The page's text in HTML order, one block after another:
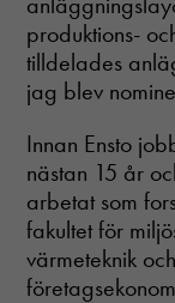
produktions-
tilldelades
jag blev
Innan Ensto
nästan 15 år
arbetat som
fakultet för
värmeteknik